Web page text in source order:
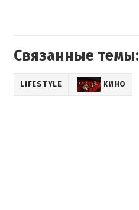
Связанные темы:
LIFESTYLE КИНО